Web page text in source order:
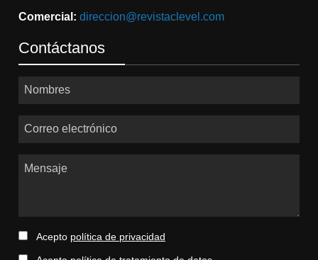
Comercial: direccion@revistaclevel.com
Contáctanos
Nombres
Correo electrónico
Mensaje
Acepto política de privacidad